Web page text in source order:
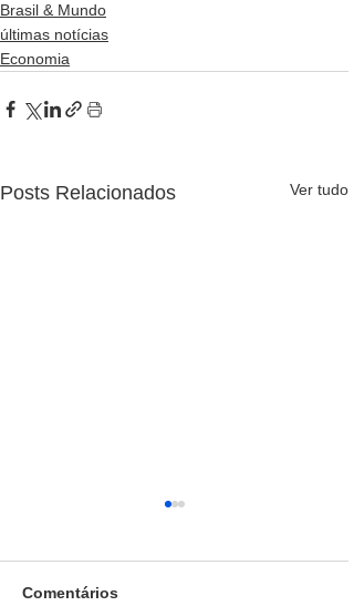
Brasil & Mundo
últimas notícias
Economia
Posts Relacionados Ver tudo
Comentários